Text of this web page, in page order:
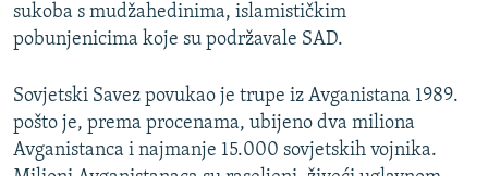
sukoba s mudžahedinima, islamističkim
pobunjenicima koje su podržavale SAD.
Sovjetski Savez povukao je trupe iz Avganistana 1989.
pošto je, prema procenama, ubijeno dva miliona
Avganistanca i najmanje 15.000 sovjetskih vojnika.